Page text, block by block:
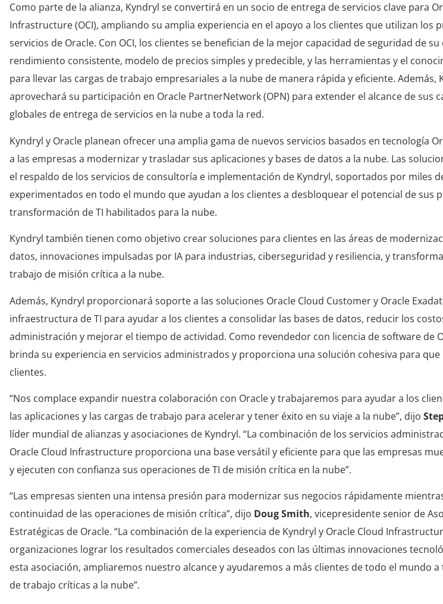
Como parte de la alianza, Kyndryl se convertirá en un socio de entrega de servicios clave para
Infrastructure (OCI), ampliando su amplia experiencia en el apoyo a los clientes que utilizan los
servicios de Oracle. Con OCI, los clientes se benefician de la mejor capacidad de seguridad de su
rendimiento consistente, modelo de precios simples y predecible, y las herramientas y el
para llevar las cargas de trabajo empresariales a la nube de manera rápida y eficiente. Además,
aprovechará su participación en Oracle PartnerNetwork (OPN) para extender el alcance de sus
globales de entrega de servicios en la nube a toda la red.
Kyndryl y Oracle planean ofrecer una amplia gama de nuevos servicios basados en tecnología
a las empresas a modernizar y trasladar sus aplicaciones y bases de datos a la nube. Las
el respaldo de los servicios de consultoría e implementación de Kyndryl, soportados por miles
experimentados en todo el mundo que ayudan a los clientes a desbloquear el potencial de sus
transformación de TI habilitados para la nube.
Kyndryl también tienen como objetivo crear soluciones para clientes en las áreas de
datos, innovaciones impulsadas por IA para industrias, ciberseguridad y resiliencia, y
trabajo de misión crítica a la nube.
Además, Kyndryl proporcionará soporte a las soluciones Oracle Cloud Customer y Oracle
infraestructura de TI para ayudar a los clientes a consolidar las bases de datos, reducir los
administración y mejorar el tiempo de actividad. Como revendedor con licencia de software de
brinda su experiencia en servicios administrados y proporciona una solución cohesiva para que
clientes.
“Nos complace expandir nuestra colaboración con Oracle y trabajaremos para ayudar a los
las aplicaciones y las cargas de trabajo para acelerar y tener éxito en su viaje a la nube”, dijo
líder mundial de alianzas y asociaciones de Kyndryl. “La combinación de los servicios
Oracle Cloud Infrastructure proporciona una base versátil y eficiente para que las empresas
y ejecuten con confianza sus operaciones de TI de misión crítica en la nube”.
“Las empresas sienten una intensa presión para modernizar sus negocios rápidamente
continuidad de las operaciones de misión crítica”, dijo Doug Smith, vicepresidente senior de
Estratégicas de Oracle. “La combinación de la experiencia de Kyndryl y Oracle Cloud
organizaciones lograr los resultados comerciales deseados con las últimas innovaciones
esta asociación, ampliaremos nuestro alcance y ayudaremos a más clientes de todo el mundo
de trabajo críticas a la nube”.